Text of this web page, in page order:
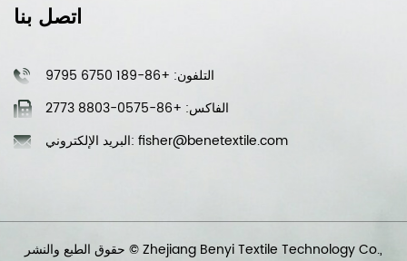
اتصل بنا
التلفون: +86-189 6750 9795
الفاكس: +86-0575-8803 2773
البريد الإلكتروني: fisher@benetextile.com
حقوق الطبع والنشر © Zhejiang Benyi Textile Technology Co.,